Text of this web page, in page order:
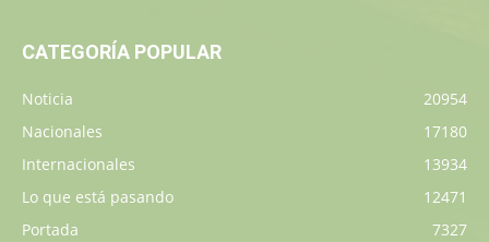
CATEGORÍA POPULAR
Noticia
20954
Nacionales
17180
Internacionales
13934
Lo que está pasando
12471
Portada
7327